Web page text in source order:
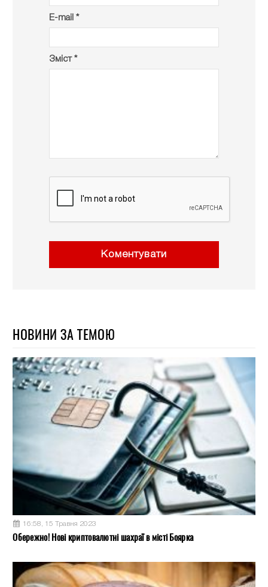
E-mail *
Зміст *
Коментувати
НОВИНИ ЗА ТЕМОЮ
16:58, 15 Травня 2023
Обережно! Нові криптовалютні шахраї в місті Боярка